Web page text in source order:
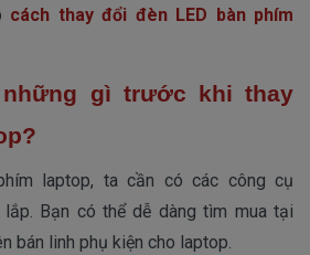
cách thay đổi đèn LED bàn phím
gì trước khi thay
laptop, ta cần có các công cụ
Bạn có thể dễ dàng tìm mua tại
bán linh phụ kiện cho laptop.